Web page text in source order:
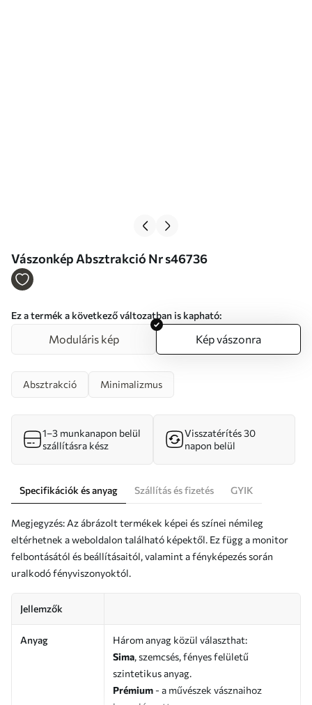
Vászonkép Absztrakció Nr s46736
Ez a termék a következő változatban is kapható:
Moduláris kép Kép vászonra
Absztrakció Minimalizmus
1–3 munkanapon belül
szállításra kész
Visszatérítés 30
napon belül
Specifikációk és anyag Szállítás és fizetés GYIK
Megjegyzés: Az ábrázolt termékek képei és színei némileg
eltérhetnek a weboldalon található képektől. Ez függ a monitor
felbontásától és beállításaitól, valamint a fényképezés során
uralkodó fényviszonyoktól.
Jellemzők
Anyag
Három anyag közül választhat:
Sima, szemcsés, fényes felületű
szintetikus anyag.
Prémium - a művészek vásznaihoz